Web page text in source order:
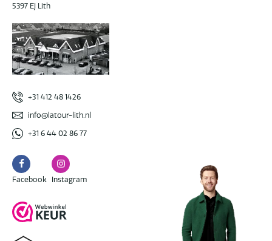
5397 EJ Lith
+31 412 48 1426
info@latour-lith.nl
+31 6 44 02 86 77
Facebook
Facebook
Instagram
Instagram